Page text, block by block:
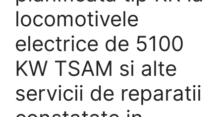
locomotivele
electrice de 5100
KW TSAM si alte
servicii de reparatii